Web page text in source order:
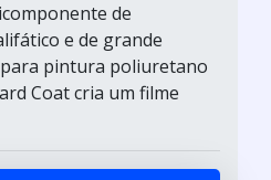
de
e de grande
pintura poliuretano
Coat cria um filme